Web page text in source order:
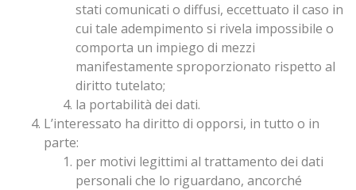
stati comunicati o diffusi, eccettuato il caso in
cui tale adempimento si rivela impossibile o
comporta un impiego di mezzi
manifestamente sproporzionato rispetto al
diritto tutelato;
la portabilità dei dati.
L’interessato ha diritto di opporsi, in tutto o in
parte:
per motivi legittimi al trattamento dei dati
personali che lo riguardano, ancorché